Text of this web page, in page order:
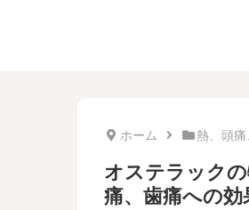
ホーム 熱、頭
オステラック
痛、歯痛への効